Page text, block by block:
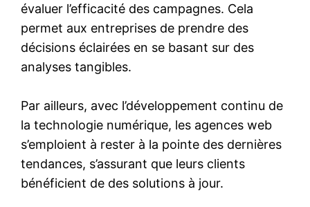
évaluer l’efficacité des campagnes. Cela
permet aux entreprises de prendre des
décisions éclairées en se basant sur des
analyses tangibles.
Par ailleurs, avec l’développement continu de
la technologie numérique, les agences web
s’emploient à rester à la pointe des dernières
tendances, s’assurant que leurs clients
bénéficient de des solutions à jour.